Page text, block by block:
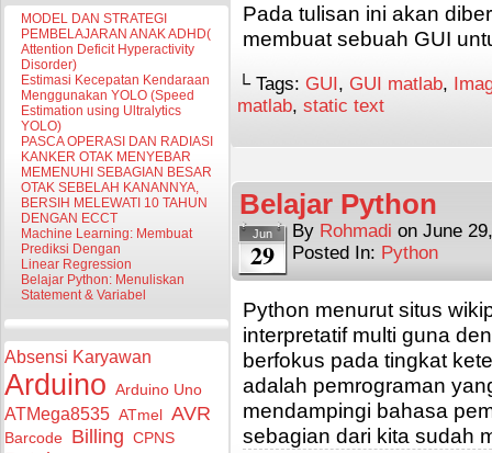
MODEL DAN STRATEGI
PEMBELAJARAN ANAK ADHD(
Attention Deficit Hyperactivity
Disorder)
Estimasi Kecepatan Kendaraan
Menggunakan YOLO (Speed
Estimation using Ultralytics
YOLO)
PASCA OPERASI DAN RADIASI
KANKER OTAK MENYEBAR
MEMENUHI SEBAGIAN BESAR
OTAK SEBELAH KANANNYA,
BERSIH MELEWATI 10 TAHUN
DENGAN ECCT
Machine Learning: Membuat
Prediksi Dengan
Linear Regression
Belajar Python: Menuliskan
Statement & Variabel
Absensi Karyawan
Arduino Arduino Uno
ATMega8535 ATmel AVR
Barcode Billing CPNS
Pada tulisan ini akan
membuat sebuah GUI
└ Tags: GUI, GUI matlab,
matlab, static text
Belajar Python
Jun
29
By Rohmadi on June
Posted In: Python
Python menurut situs
interpretatif multi guna
berfokus pada tingkat
adalah pemrograman
mendampingi bahasa
sebagian dari kita sudah